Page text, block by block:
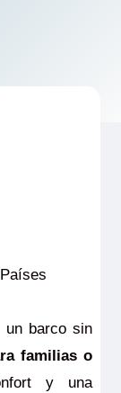
un barco sin
familias o
y una